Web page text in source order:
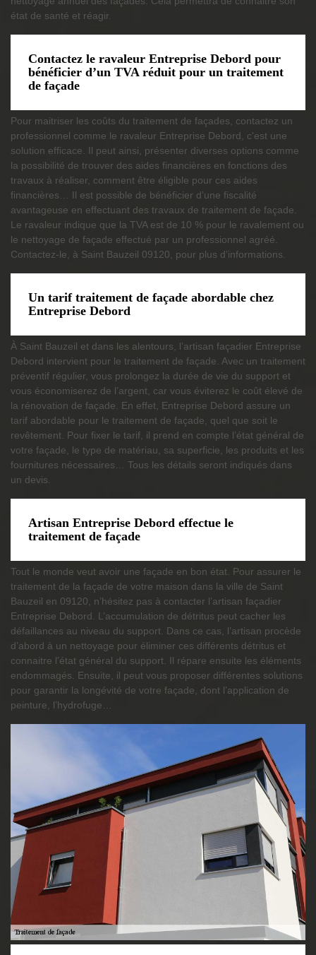
état de santé et réagir.
Contactez le ravaleur Entreprise Debord pour
bénéficier d’un TVA réduit pour un traitement
de façade
Pour maitriser les coûts du traitement de façades, contactez un
professionnel comme le ravaleur Entreprise Debord, c'est une
solution efficace. Il peut ainsi, présenter diverses options comme
la possibilité de trouver des aides financières en fonctions des
travaux à réaliser, comment être éligible pour ces aides
financières… Il est possible de bénéficier d’une fiscalité
avantageuse en effectuant des travaux de traitement de façade.
Le ravaleur indique que la TVA est de 10 % pour le ravalement ou
le nettoyage de façade effectué par un professionnel agréé.
Contactez-le, à Saint Bauzeil 09120, pour plus d’informations.
Un tarif traitement de façade abordable chez
Entreprise Debord
À Saint Bauzeil et dans les alentours, l’artisan façadier Entreprise
Debord intervient pour le traitement de façade. Avec un traitement
préventif régulier, vous prolongez la durée de vie du support et
vous économiserez de l’argent, car vous éviterez le coût élevé de
la rénovation de façade. En effet, Entreprise Debord assure un
tarif abordable pour le traitement de façade, quel que soit le
revêtement. Pour fixer le tarif, il prend en compte l’état général de
votre façade, le type de matériau, sa superficie, les produits et les
fournitures nécessaires… Tous les détails seront indiqués dans
un devis.
Artisan Entreprise Debord effectue le
traitement de façade
Tout le monde veut avoir une façade en bon état. Pour assurer le
traitement de la façade de votre maison dans la ville de Saint
Bauzeil en 09120, n’hésitez pas à contacter l’artisan façadier
Entreprise Debord. L’accumulation de détritus peut cacher les
défaillances au niveau du support. Dans ce cas, l’artisan procède
d’abord à un nettoyage pour éliminer ces différents détritus et
connaitre l’état général du support. Il répare ensuite les éléments
endommagés. Ensuite, il peut vous proposer différentes solutions
pour garantir la longévité de votre façade, dont l’application de
peinture, l’hydrofuge…